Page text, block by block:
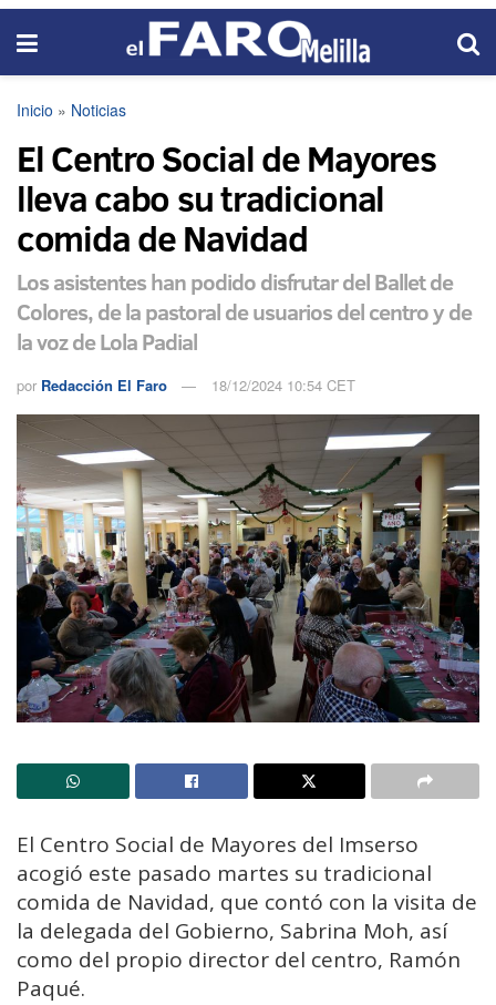
Inicio » Noticias
El Centro Social de Mayores
lleva cabo su tradicional
comida de Navidad
Los asistentes han podido disfrutar del Ballet de
Colores, de la pastoral de usuarios del centro y de
la voz de Lola Padial
por Redacción El Faro 18/12/2024 10:54 CET
El Centro Social de Mayores del Imserso
acogió este pasado martes su tradicional
comida de Navidad, que contó con la visita de
la delegada del Gobierno, Sabrina Moh, así
como del propio director del centro, Ramón
Paqué.